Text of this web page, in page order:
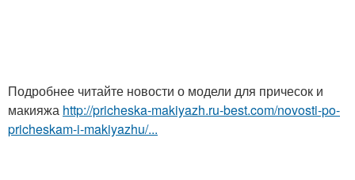
Подробнее читайте новости о модели для причесок и
макияжа http://pricheska-makiyazh.ru-best.com/novosti-po-
pricheskam-i-makiyazhu/...